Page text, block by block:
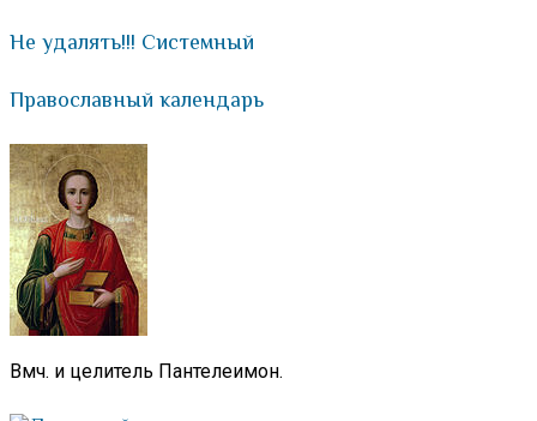
Не удалять!!! Системный
Православный календарь
Вмч. и целитель Пантелеимон.